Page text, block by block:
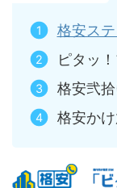
格安ス
ピタッ
格安弐
格安か